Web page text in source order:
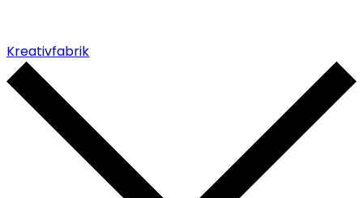
Kreativfabrik